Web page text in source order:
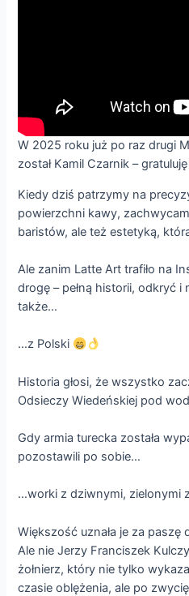
W 2025 roku już po raz drugi
został Kamil Czarnik –
Kiedy dziś patrzymy na
powierzchni kawy,
baristów, ale też estetyką,
Ale zanim Latte Art trafiło na
drogę – pełną historii, odkryć
także…
…z Polski
Historia głosi, że wszystko
Odsieczy Wiedeńskiej pod
Gdy armia turecka została
pozostawili po sobie…
…worki z dziwnymi, zielonymi
Większość uznała je za paszę
Ale nie Jerzy Franciszek
żołnierz, który nie tylko
czasie oblężenia, ale po